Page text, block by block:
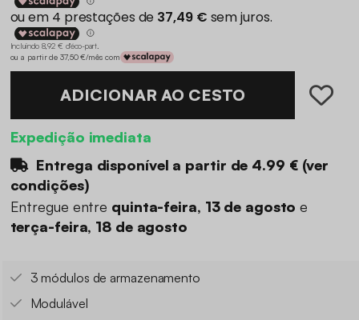
Incluindo 8,92 € d'éco-part.
ou a partir de 37,50 €/mês com
ADICIONAR AO CESTO
Expedição imediata
Entrega disponível a partir de 4.99 €(ver
condições)
Entregue entre quinta-feira, 13 de agostoe
terça-feira, 18 de agosto
3 módulos de armazenamento
Modulável